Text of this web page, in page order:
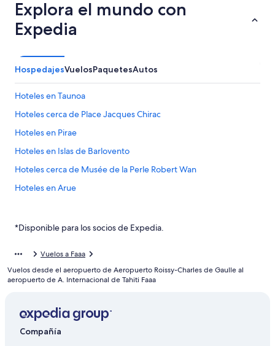
Explora el mundo con
Expedia
HospedajesVuelosPaquetesAutos
Hoteles en Taunoa
Hoteles cerca de Place Jacques Chirac
Hoteles en Pirae
Hoteles en Islas de Barlovento
Hoteles cerca de Musée de la Perle Robert Wan
Hoteles en Arue
Hoteles 4 estrellas en Papeete
Apart-Hoteles en Papeete
Casas de huéspedes en Papeete
Apartamentos en Papeete
Hostales en Papeete
*Disponible para los socios de Expedia.
Vuelos a Faaa
Vuelos desde el aeropuerto de Aeropuerto Roissy-Charles de Gaulle al
aeropuerto de A. Internacional de Tahiti Faaa
Compañía